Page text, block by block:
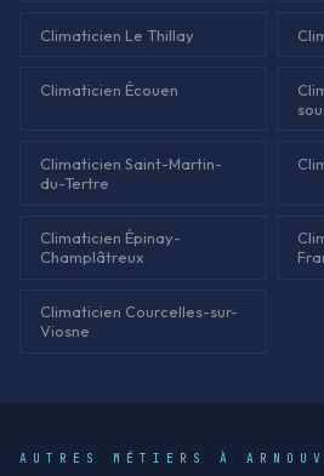
Climaticien Le Thillay
Climaticien Écouen
Climaticien Saint-Martin-
du-Tertre
Climaticien Épinay-
Champlâtreux
Climaticien Courcelles-sur-
Viosne
AUTRES MÉTIERS À